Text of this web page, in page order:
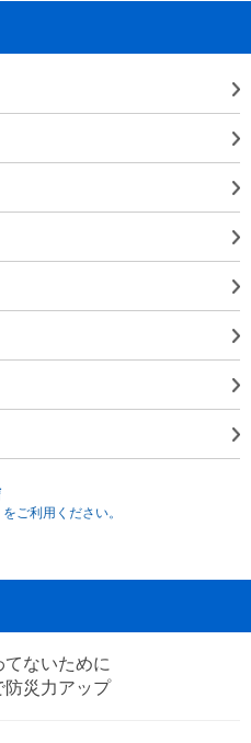
ご利用ください。
ないために
防災力アップ